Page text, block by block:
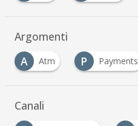
Argomenti
A
Atm P Payments
Canali